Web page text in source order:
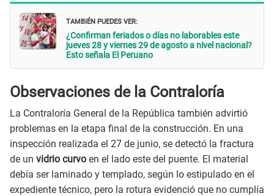
TAMBIÉN PUEDES VER:
¿Confirman feriados o días no laborables este
jueves 28 y viernes 29 de agosto a nivel nacional?
Esto señala El Peruano
Observaciones de la Contraloría
La Contraloría General de la República también advirtió
problemas en la etapa final de la construcción. En una
inspección realizada el 27 de junio, se detectó la fractura
de un vidrio curvo en el lado este del puente. El material
debía ser laminado y templado, según lo estipulado en el
expediente técnico, pero la rotura evidenció que no cumplía